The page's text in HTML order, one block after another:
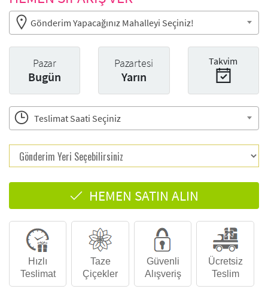
Gönderim Yapacağınız Mahalleyi Seçiniz!
Pazar
Bugün
Pazartesi
Yarın
Takvim
Teslimat Saati Seçiniz
HEMEN SATIN ALIN
Hızlı
Teslimat
Taze
Çiçekler
Güvenli
Alışveriş
Ücretsiz
Teslim